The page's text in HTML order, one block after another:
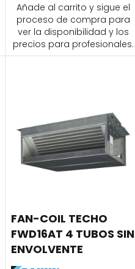
Añade al carrito y sigue el
proceso de compra para
ver la disponibilidad y los
precios para profesionales.
FAN-COIL TECHO
FWD16AT 4 TUBOS SIN
ENVOLVENTE